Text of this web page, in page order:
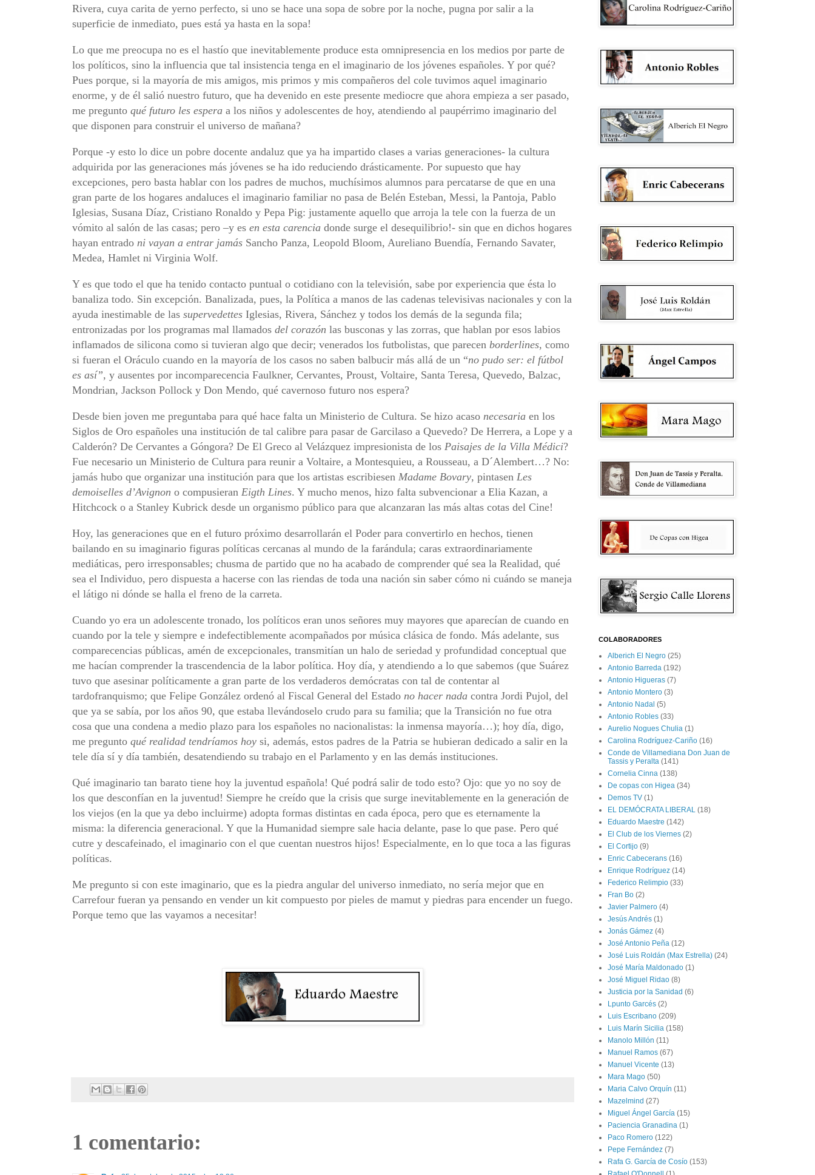
Rivera, cuya carita de yerno perfecto, si uno se hace una sopa de sobre por la noche, pugna por salir a la
superficie de inmediato, pues está ya hasta en la sopa!
Lo que me preocupa no es el hastío que inevitablemente produce esta omnipresencia en los medios por parte de
los políticos, sino la influencia que tal insistencia tenga en el imaginario de los jóvenes españoles. Y por qué?
Pues porque, si la mayoría de mis amigos, mis primos y mis compañeros del cole tuvimos aquel imaginario
enorme, y de él salió nuestro futuro, que ha devenido en este presente mediocre que ahora empieza a ser pasado,
me pregunto qué futuro les espera a los niños y adolescentes de hoy, atendiendo al paupérrimo imaginario del
que disponen para construir el universo de mañana?
Porque -y esto lo dice un pobre docente andaluz que ya ha impartido clases a varias generaciones- la cultura
adquirida por las generaciones más jóvenes se ha ido reduciendo drásticamente. Por supuesto que hay
excepciones, pero basta hablar con los padres de muchos, muchísimos alumnos para percatarse de que en una
gran parte de los hogares andaluces el imaginario familiar no pasa de Belén Esteban, Messi, la Pantoja, Pablo
Iglesias, Susana Díaz, Cristiano Ronaldo y Pepa Pig: justamente aquello que arroja la tele con la fuerza de un
vómito al salón de las casas; pero –y es en esta carencia donde surge el desequilibrio!- sin que en dichos hogares
hayan entrado ni vayan a entrar jamás Sancho Panza, Leopold Bloom, Aureliano Buendía, Fernando Savater,
Medea, Hamlet ni Virginia Wolf.
Y es que todo el que ha tenido contacto puntual o cotidiano con la televisión, sabe por experiencia que ésta lo
banaliza todo. Sin excepción. Banalizada, pues, la Política a manos de las cadenas televisivas nacionales y con la
ayuda inestimable de las supervedettes Iglesias, Rivera, Sánchez y todos los demás de la segunda fila;
entronizadas por los programas mal llamados del corazón las busconas y las zorras, que hablan por esos labios
inflamados de silicona como si tuvieran algo que decir; venerados los futbolistas, que parecen borderlines, como
si fueran el Oráculo cuando en la mayoría de los casos no saben balbucir más allá de un “no pudo ser: el fútbol
es así”, y ausentes por incomparecencia Faulkner, Cervantes, Proust, Voltaire, Santa Teresa, Quevedo, Balzac,
Mondrian, Jackson Pollock y Don Mendo, qué cavernoso futuro nos espera?
Desde bien joven me preguntaba para qué hace falta un Ministerio de Cultura. Se hizo acaso necesaria en los
Siglos de Oro españoles una institución de tal calibre para pasar de Garcilaso a Quevedo? De Herrera, a Lope y a
Calderón? De Cervantes a Góngora? De El Greco al Velázquez impresionista de los Paisajes de la Villa Médici?
Fue necesario un Ministerio de Cultura para reunir a Voltaire, a Montesquieu, a Rousseau, a D´Alembert…? No:
jamás hubo que organizar una institución para que los artistas escribiesen Madame Bovary, pintasen Les
demoiselles d’Avignon o compusieran Eigth Lines. Y mucho menos, hizo falta subvencionar a Elia Kazan, a
Hitchcock o a Stanley Kubrick desde un organismo público para que alcanzaran las más altas cotas del Cine!
Hoy, las generaciones que en el futuro próximo desarrollarán el Poder para convertirlo en hechos, tienen
bailando en su imaginario figuras políticas cercanas al mundo de la farándula; caras extraordinariamente
mediáticas, pero irresponsables; chusma de partido que no ha acabado de comprender qué sea la Realidad, qué
sea el Individuo, pero dispuesta a hacerse con las riendas de toda una nación sin saber cómo ni cuándo se maneja
el látigo ni dónde se halla el freno de la carreta.
Cuando yo era un adolescente tronado, los políticos eran unos señores muy mayores que aparecían de cuando en
cuando por la tele y siempre e indefectiblemente acompañados por música clásica de fondo. Más adelante, sus
comparecencias públicas, amén de excepcionales, transmitían un halo de seriedad y profundidad conceptual que
me hacían comprender la trascendencia de la labor política. Hoy día, y atendiendo a lo que sabemos (que Suárez
tuvo que asesinar políticamente a gran parte de los verdaderos demócratas con tal de contentar al
tardofranquismo; que Felipe González ordenó al Fiscal General del Estado no hacer nada contra Jordi Pujol, del
que ya se sabía, por los años 90, que estaba llevándoselo crudo para su familia; que la Transición no fue otra
cosa que una condena a medio plazo para los españoles no nacionalistas: la inmensa mayoría…); hoy día, digo,
me pregunto qué realidad tendríamos hoy si, además, estos padres de la Patria se hubieran dedicado a salir en la
tele día sí y día también, desatendiendo su trabajo en el Parlamento y en las demás instituciones.
Qué imaginario tan barato tiene hoy la juventud española! Qué podrá salir de todo esto? Ojo: que yo no soy de
los que desconfían en la juventud! Siempre he creído que la crisis que surge inevitablemente en la generación de
los viejos (en la que ya debo incluirme) adopta formas distintas en cada época, pero que es eternamente la
misma: la diferencia generacional. Y que la Humanidad siempre sale hacia delante, pase lo que pase. Pero qué
cutre y descafeinado, el imaginario con el que cuentan nuestros hijos! Especialmente, en lo que toca a las figuras
políticas.
Me pregunto si con este imaginario, que es la piedra angular del universo inmediato, no sería mejor que en
Carrefour fueran ya pensando en vender un kit compuesto por pieles de mamut y piedras para encender un fuego.
Porque temo que las vayamos a necesitar!
1 comentario:
COLABORADORES
Alberich El Negro (25)
Antonio Barreda (192)
Antonio Higueras (7)
Antonio Montero (3)
Antonio Nadal (5)
Antonio Robles (33)
Aurelio Nogues Chulia (1)
Carolina Rodríguez-Cariño (16)
Conde de Villamediana Don Juan de
Tassis y Peralta (141)
Cornelia Cinna (138)
De copas con Higea (34)
Demos TV (1)
EL DEMÓCRATA LIBERAL (18)
Eduardo Maestre (142)
El Club de los Viernes (2)
El Cortijo (9)
Enric Cabecerans (16)
Enrique Rodríguez (14)
Federico Relimpio (33)
Fran Bo (2)
Javier Palmero (4)
Jesús Andrés (1)
Jonás Gámez (4)
José Antonio Peña (12)
José Luis Roldán (Max Estrella) (24)
José María Maldonado (1)
José Miguel Ridao (8)
Justicia por la Sanidad (6)
Lpunto Garcés (2)
Luis Escribano (209)
Luis Marín Sicilia (158)
Manolo Millón (11)
Manuel Ramos (67)
Manuel Vicente (13)
Mara Mago (50)
Maria Calvo Orquín (11)
Mazelmind (27)
Miguel Ángel García (15)
Paciencia Granadina (1)
Paco Romero (122)
Pepe Fernández (7)
Rafa G. García de Cosío (153)